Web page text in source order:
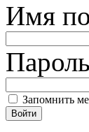
Имя
Запомнить